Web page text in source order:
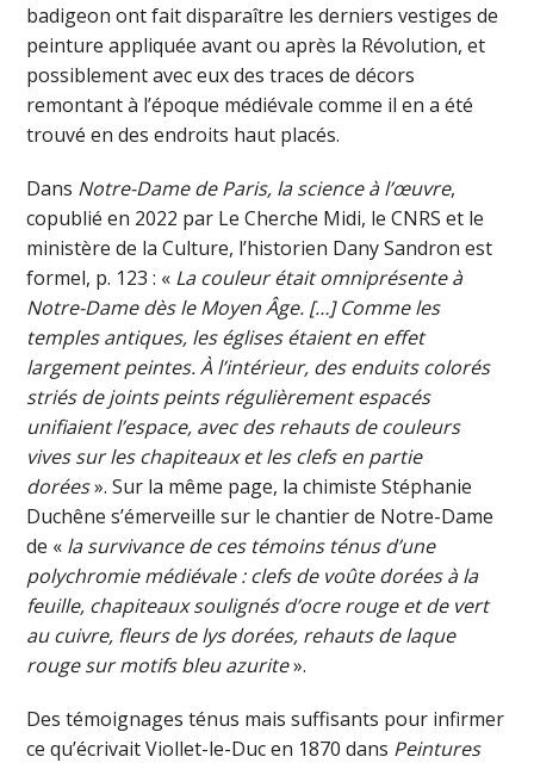
badigeon ont fait disparaître les derniers vestiges de
peinture appliquée avant ou après la Révolution, et
possiblement avec eux des traces de décors
remontant à l’époque médiévale comme il en a été
trouvé en des endroits haut placés.
Dans Notre-Dame de Paris, la science à l’œuvre,
copublié en 2022 par Le Cherche Midi, le CNRS et le
ministère de la Culture, l’historien Dany Sandron est
formel, p. 123 : « La couleur était omniprésente à
Notre-Dame dès le Moyen Âge. […] Comme les
temples antiques, les églises étaient en effet
largement peintes. À l’intérieur, des enduits colorés
striés de joints peints régulièrement espacés
unifiaient l’espace, avec des rehauts de couleurs
vives sur les chapiteaux et les clefs en partie
dorées». Sur la même page, la chimiste Stéphanie
Duchêne s’émerveille sur le chantier de Notre-Dame
de « la survivance de ces témoins ténus d’une
polychromie médiévale : clefs de voûte dorées à la
feuille, chapiteaux soulignés d’ocre rouge et de vert
au cuivre, fleurs de lys dorées, rehauts de laque
rouge sur motifs bleu azurite».
Des témoignages ténus mais suffisants pour infirmer
ce qu’écrivait Viollet-le-Duc en 1870 dans Peintures